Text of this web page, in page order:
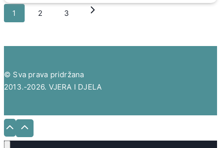
Page
navigation
1 2 3
Sljedeća
© Sva prava pridržana
2013.-2026. VJERA I DJELA